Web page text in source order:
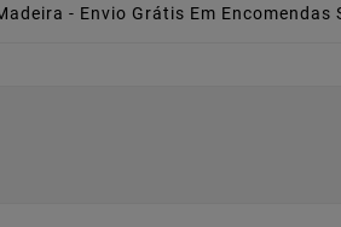
- Envio Grátis Em Encomendas